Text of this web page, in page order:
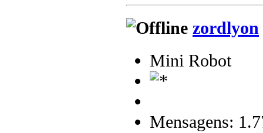
zordlyon
Mini Robot
Mensagens: